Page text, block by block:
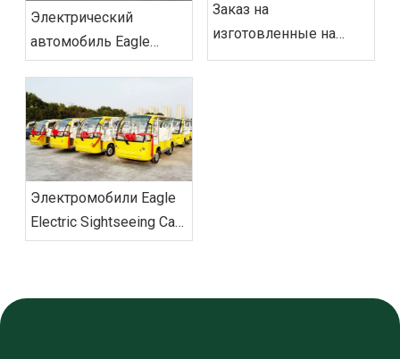
‌Электрический
автомобиль Eagle
Patrol обеспечит
безопасность на
саммите БРИКС
Заказ на
изготовленные на
заказ электрические
Электромобили Eagle
Electric Sightseeing Cars
доставили заказ во